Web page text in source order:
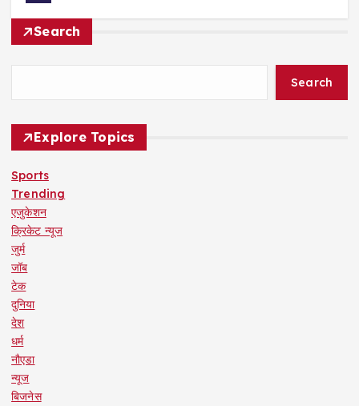
Search
Search
Explore Topics
Sports
Trending
एजुकेशन
क्रिकेट न्यूज
जुर्म
जॉब
टेक
दुनिया
देश
धर्म
नौएडा
न्यूज
बिजनेस